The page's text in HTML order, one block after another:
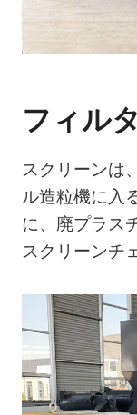
フィル
スクリーンは
ル造粒機に入
に、廃プラス
スクリーンチ